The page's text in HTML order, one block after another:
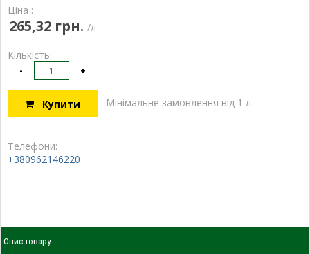
Ціна :
265,32 грн. /л
Кількість:
- +
Купити Мінімальне замовлення від 1 л
Телефони:
+380962146220
Опис товару